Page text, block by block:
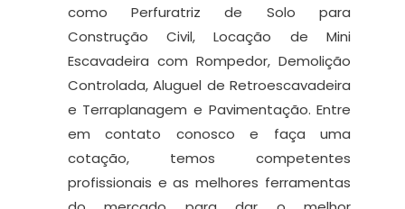
como Perfuratriz de Solo para
Construção Civil, Locação de Mini
Escavadeira com Rompedor, Demolição
Controlada, Aluguel de Retroescavadeira
e Terraplanagem e Pavimentação. Entre
em contato conosco e faça uma
cotação, temos competentes
profissionais e as melhores ferramentas